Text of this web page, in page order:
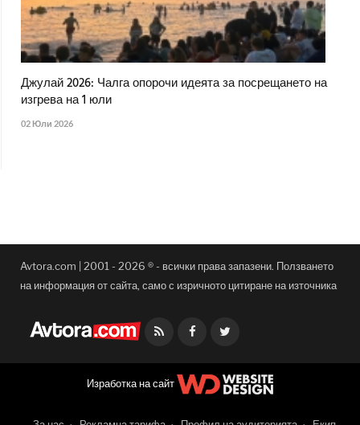
Джулай 2026: Чалга опорочи идеята за посрещането на
изгрева на 1 юли
02 Юли 2026
Avtora.com | 2001 - 2026 ® - всички права запазени. Ползването
на информация от сайта, само с изричното цитиране на източника
Facebook
Изработка на сайт